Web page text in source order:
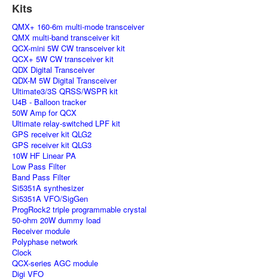
Kits
QMX+ 160-6m multi-mode transceiver
QMX multi-band transceiver kit
QCX-mini 5W CW transceiver kit
QCX+ 5W CW transceiver kit
QDX Digital Transceiver
QDX-M 5W Digital Transceiver
Ultimate3/3S QRSS/WSPR kit
U4B - Balloon tracker
50W Amp for QCX
Ultimate relay-switched LPF kit
GPS receiver kit QLG2
GPS receiver kit QLG3
10W HF Linear PA
Low Pass Filter
Band Pass Filter
Si5351A synthesizer
Si5351A VFO/SigGen
ProgRock2 triple programmable crystal
50-ohm 20W dummy load
Receiver module
Polyphase network
Clock
QCX-series AGC module
Digi VFO